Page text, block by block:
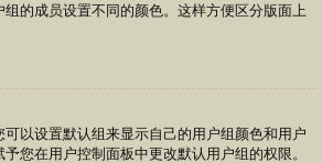
的成员设置不同的颜色。这样方便区分版面上
以设置默认组来显示自己的用户组颜色和用户
您在用户控制面板中更改默认用户组的权限。